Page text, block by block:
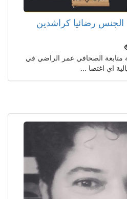
رضائيا كراشدين
متابعة الصحافي عمر الراضي في
اي اغتصا ...